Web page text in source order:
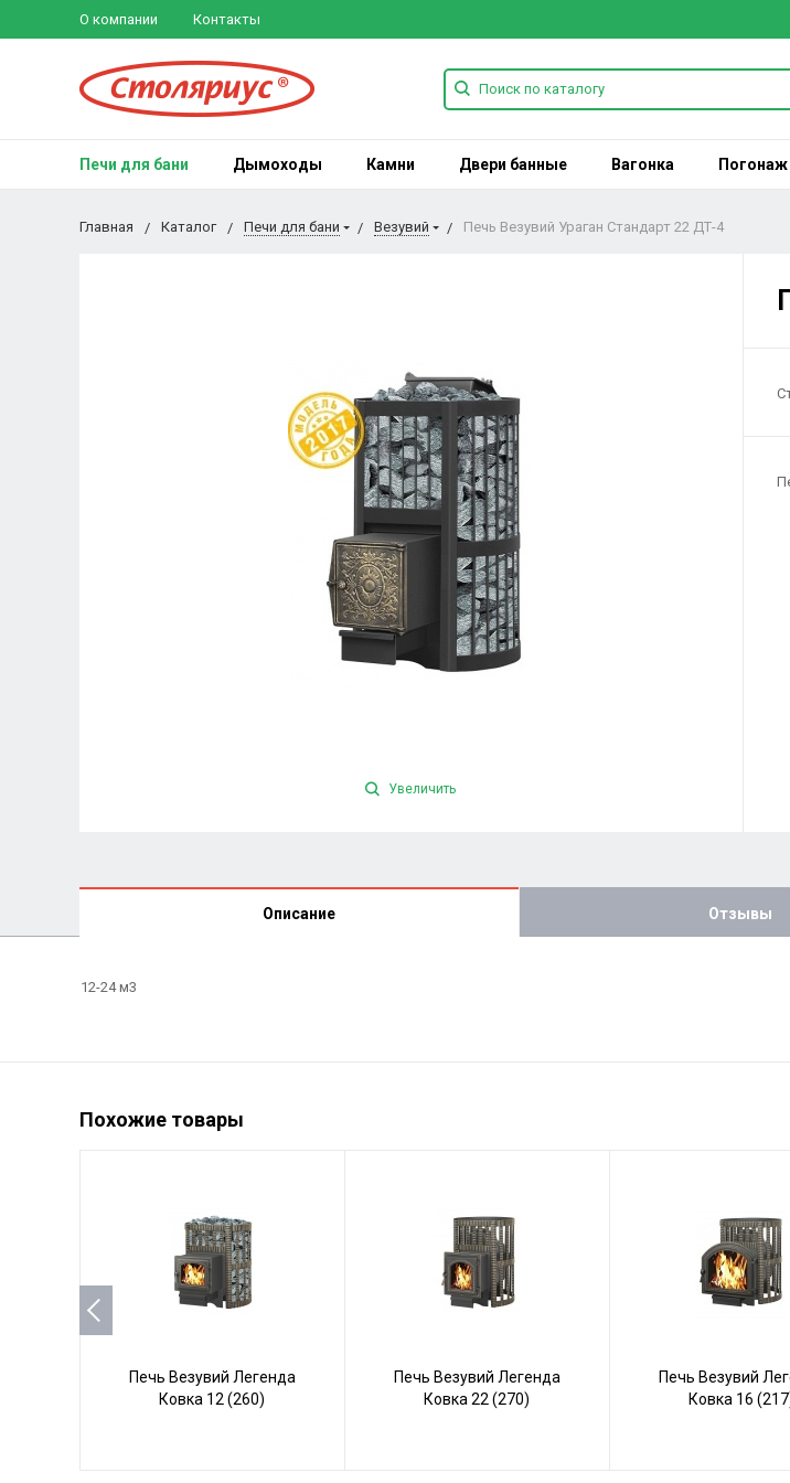
О компании Контакты
Печи для бани Дымоходы Камни Двери банные Вагонка Погонаж
Главная Каталог Печи для бани Везувий Печь Везувий Ураган Стандарт 22 ДТ-4
Увеличить
Описание Отзывы
12-24 м3
Похожие товары
Печь Везувий Легенда
Ковка 12 (260)
Печь Везувий Легенда
Ковка 22 (270)
Печь Везувий
Ковка 16